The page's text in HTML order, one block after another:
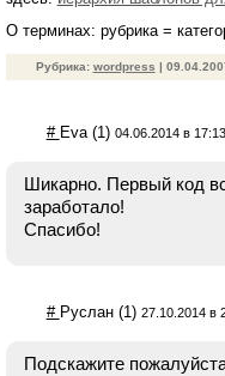
О терминах: рубрика =
Рубрика: wordpress |
# Eva (1) 04.06.2014 в 17:13
Шикарно. Первый код
заработало!
Спасибо!
# Руслан (1) 27.10.2014 в
Подскажите